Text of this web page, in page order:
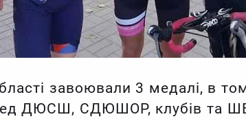
завоювали 3 медалі, в
ДЮСШ, СДЮШОР, клубів та